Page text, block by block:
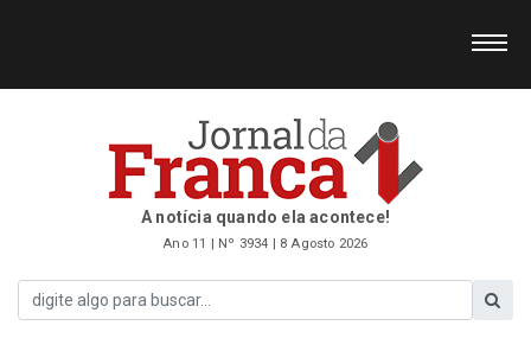
A notícia quando ela acontece!
Ano 11 | Nº 3934 | 8 Agosto 2026